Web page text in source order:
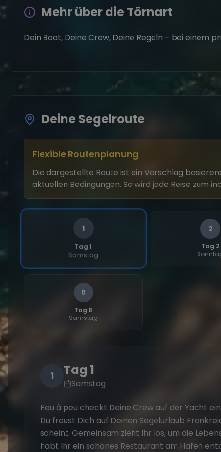
Mehr über die Törnart
Dein Boot, Deine Crew, Deine Regeln – bei einem
Deine Segelroute
Flexible Routenplanung
Die dargestellte Route ist ein Vorschlag
aktuellen Bedingungen. So wird jede Reise zum
1
Tag 1
Samstag
2
Tag 2
8
Tag 8
Samstag
1 Tag 1
Samstag
Peu à peu checkt Deine Crew auf der Yacht
Du freust Dich auf Deinen Segelurlaub
scheint. Gemeinsam zieht Ihr los, um die
habt Ihr ein schönes Restaurant am Hafen